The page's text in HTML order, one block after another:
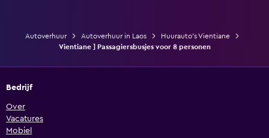
Autoverhuur Autoverhuur in Laos
Huurauto's Vientiane
Vientiane ] Passagiersbusjes voor 8 personen
Bedrijf
Over
Vacatures
Mobiel